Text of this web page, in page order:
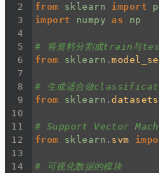
2
from sklearn import
3
import numpy as
np
4
5
# 将资料分割成train与
6
from sklearn .
7
8
# 生成适合做
9
from sklearn .datasets
10
11
# Support Vector
12
from sklearn . svm
13
14
# 可视化数据的模块